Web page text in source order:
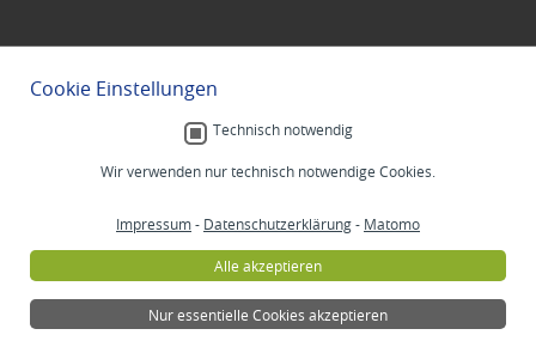
Cookie Einstellungen
Technisch notwendig
Wir verwenden nur technisch notwendige Cookies.
Impressum- Datenschutzerklärung- Matomo
Alle akzeptieren
Nur essentielle Cookies akzeptieren